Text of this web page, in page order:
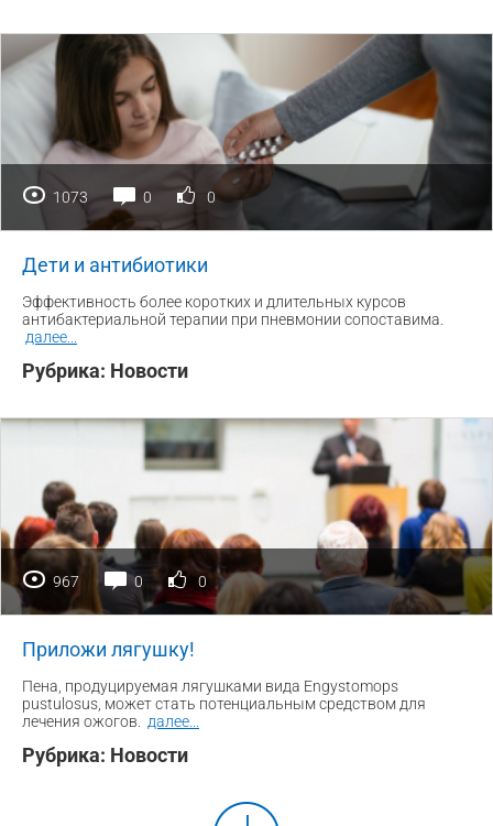
1073 0 0
Дети и антибиотики
Эффективность более коротких и длительных курсов
антибактериальной терапии при пневмонии сопоставима.
далее
Рубрика: Новости
967 0 0
Приложи лягушку!
Пена, продуцируемая лягушками вида Engystomops
pustulosus, может стать потенциальным средством для
лечения ожогов.
далее
Рубрика: Новости